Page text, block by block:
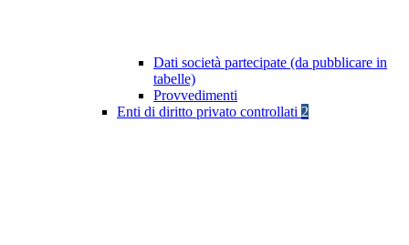
Dati società partecipate (da pubblicare in
tabelle)
Provvedimenti
Enti di diritto privato controllati 2